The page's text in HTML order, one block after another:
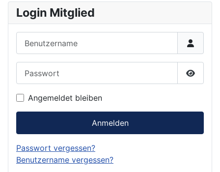
Login Mitglied
Angemeldet bleiben
Anmelden
Passwort vergessen?
Benutzername vergessen?